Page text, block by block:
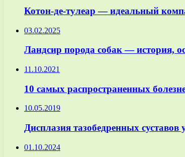
Котон-де-тулеар — идеальный
03.02.2025
Ландсир порода собак — история,
11.10.2021
10 самых распространенных
10.05.2019
Дисплазия тазобедренных суставов
01.10.2024